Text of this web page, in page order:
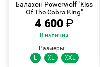
Балахон Powerwolf "Kiss
Of The Cobra King"
4 600 ₽
В наличии
Размеры:
L
XL XXL